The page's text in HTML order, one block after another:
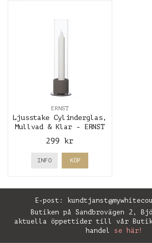
ERNST
Ljusstake Cylinderglas,
Mullvad & Klar - ERNST
299 kr
INFO KÖP
E-post:
Butiken på Sandbrovägen 2,
aktuella öppettider till vår Butik,
handel se här!